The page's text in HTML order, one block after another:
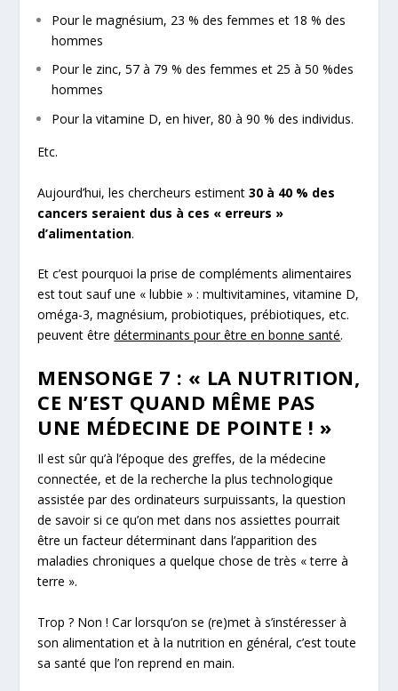
Pour le magnésium, 23 % des femmes et 18 % des
hommes
Pour le zinc, 57 à 79 % des femmes et 25 à 50 %des
hommes
Pour la vitamine D, en hiver, 80 à 90 % des individus.
Etc.
Aujourd’hui, les chercheurs estiment30 à 40 % des
cancers seraient dus à ces « erreurs »
d’alimentation.
Et c’est pourquoi la prise de compléments alimentaires
est tout sauf une « lubbie » : multivitamines, vitamine D,
oméga-3, magnésium, probiotiques, prébiotiques, etc.
peuvent êtredéterminants pour être en bonne santé.
MENSONGE 7 : « LA NUTRITION,
CE N’EST QUAND MÊME PAS
UNE MÉDECINE DE POINTE ! »
Il est sûr qu’à l’époque des greffes, de la médecine
connectée, et de la recherche la plus technologique
assistée par des ordinateurs surpuissants, la question
de savoir si ce qu’on met dans nos assiettes pourrait
être un facteur déterminant dans l’apparition des
maladies chroniques a quelque chose de très « terre à
terre ».
Trop ? Non ! Car lorsqu’on se (re)met à s’instéresser à
son alimentation et à la nutrition en général, c’est toute
sa santé que l’on reprend en main.